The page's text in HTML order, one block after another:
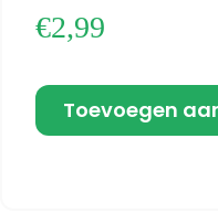
€2,99
Toevoegen